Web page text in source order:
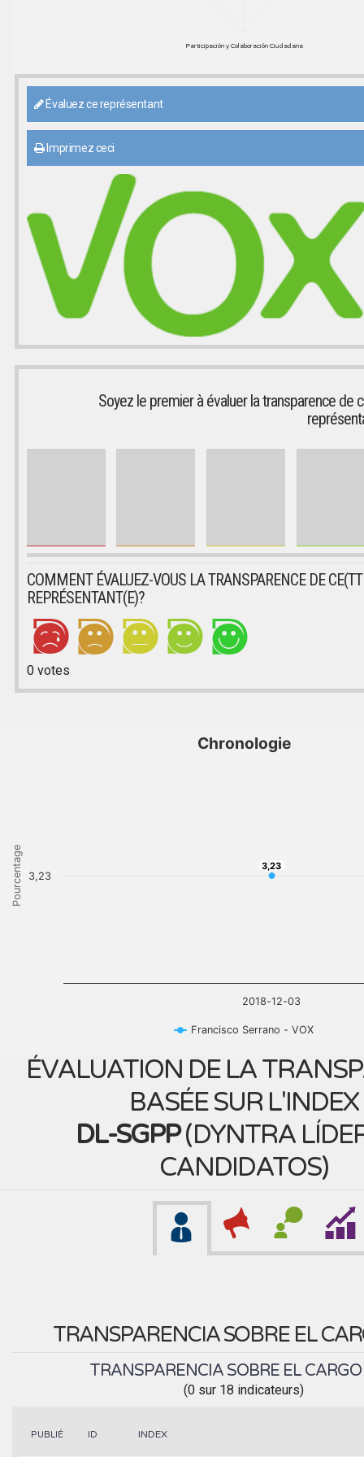
Participación y Colaboración Ciudadana
Évaluez ce représentant
Imprimez ceci
Soyez le premier à évaluer la transparence de
COMMENT ÉVALUEZ-VOUS LA TRANSPARENCE DE
REPRÉSENTANT(E)?
0votes
Pourcentage
Chronologie
3,23
3,23
Francisco Serrano - VOX
2018-12-03
3,23
ÉVALUATION DE LA
BASÉE SUR L'INDEX
DL-SGPP(DYNTRA
CANDIDATOS)
TRANSPARENCIA SOBRE EL
TRANSPARENCIA SOBRE EL CARGO
(0 sur 18 indicateurs)
PUBLIÉ ID INDEX